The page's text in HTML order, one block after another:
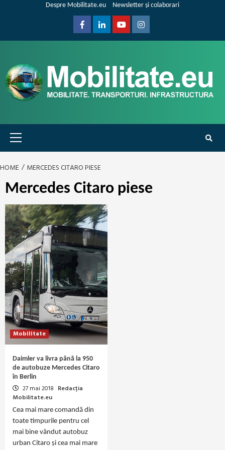
Despre Mobilitate.eu Newsletter și colaborari
FacebookLinkedinYoutubeInstagram
Primary
Menu
HOME MERCEDES CITARO PIESE
Mercedes Citaro piese
Mobilitate
Daimler va livra până la 950
de autobuze Mercedes Citaro
în Berlin
27 mai 2018 Redacția
Mobilitate.eu
Cea mai mare comandă din
toate timpurile pentru cel
mai bine vândut autobuz
urban Citaro și cea mai mare